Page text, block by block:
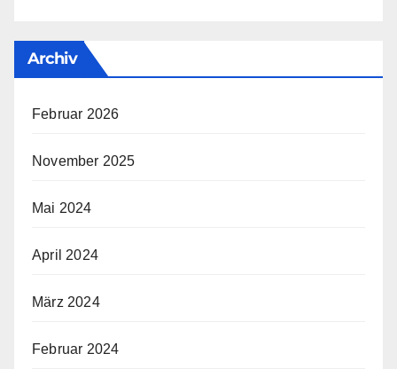
Archiv
Februar 2026
November 2025
Mai 2024
April 2024
März 2024
Februar 2024